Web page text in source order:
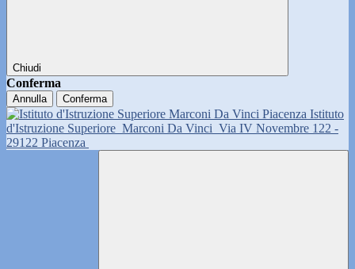
Chiudi
Conferma
Annulla Conferma
Istituto
d'Istruzione Superiore Marconi Da Vinci Via IV Novembre 122 -
29122 Piacenza